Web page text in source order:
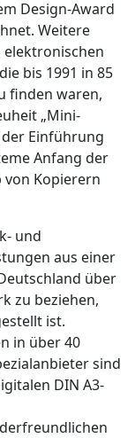
Design-Award
Weitere
bis 1991 in 85
finden waren,
„Mini-
der Einführung
Anfang der
von Kopierern
und
aus einer
über
zu beziehen,
ist.
in über 40
sind
DIN A3-